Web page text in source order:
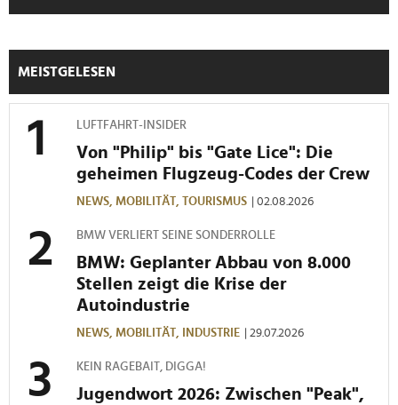
personalisieren, Funktionen für soziale Medien anbieten
soziale Medien, Werbung und Analysen weiter. Unsere
Partner führen diese Informationen möglicherweise mit
weiteren Daten zusammen, die Sie ihnen bereitgestellt
haben oder die sie im Rahmen Ihrer Nutzung der Dienste
MEISTGELESEN
LUFTFAHRT-INSIDER
Von "Philip" bis "Gate Lice": Die
geheimen Flugzeug-Codes der Crew
NEWS, MOBILITÄT, TOURISMUS | 02.08.2026
BMW VERLIERT SEINE SONDERROLLE
BMW: Geplanter Abbau von 8.000
Stellen zeigt die Krise der
Autoindustrie
NEWS, MOBILITÄT, INDUSTRIE | 29.07.2026
KEIN RAGEBAIT, DIGGA!
Jugendwort 2026: Zwischen "Peak",